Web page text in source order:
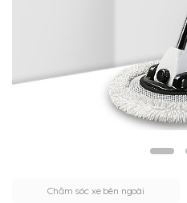
Chăm sóc xe bên ngoài